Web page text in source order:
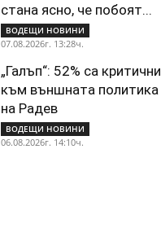
стана ясно, че побоят...
ВОДЕЩИ НОВИНИ
07.08.2026г. 13:28ч.
„Галъп“: 52% са критични
към външната политика
на Радев
ВОДЕЩИ НОВИНИ
06.08.2026г. 14:10ч.